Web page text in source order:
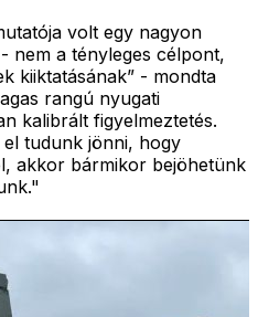
volt egy nagyon
nem a tényleges célpont,
kiiktatásának” - mondta
rangú nyugati
kalibrált figyelmeztetés.
tudunk jönni, hogy
akkor bármikor bejöhetünk